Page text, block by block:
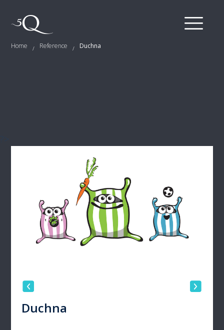
Home / Reference / Duchna
Duchna